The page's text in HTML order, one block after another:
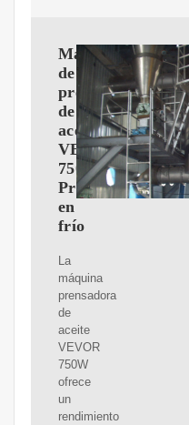
Máquina
de
prensa
de
aceite
VEVOR
750W
Prensa
en
frío
La
máquina
prensadora
de
aceite
VEVOR
750W
ofrece
un
rendimiento